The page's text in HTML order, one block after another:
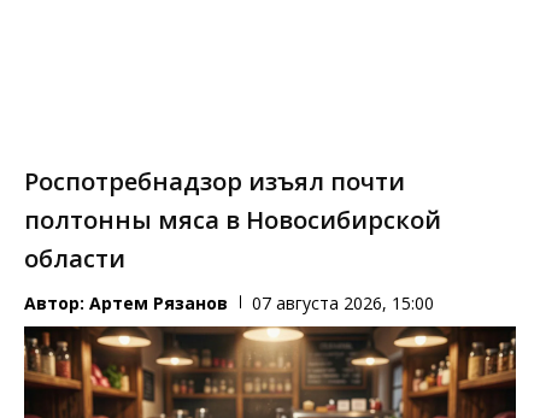
Роспотребнадзор изъял почти
полтонны мяса в Новосибирской
области
Автор: Артем Рязанов 07 августа 2026, 15:00